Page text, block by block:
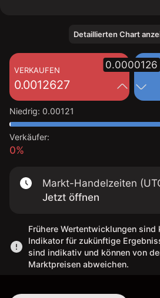
Detaillierten Chart
VERKAUFEN
0.0012627
0.0000126
Niedrig: 0.00121
Verkäufer:
0%
Markt-Handelzeiten
Jetzt öffnen
Frühere Wertentwicklungen sind
Indikator für zukünftige
sind indikativ und können von
Marktpreisen abweichen.